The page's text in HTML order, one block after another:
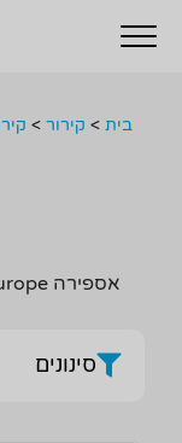
בית > קירור >
אספירה Embraco Europe
סינונים